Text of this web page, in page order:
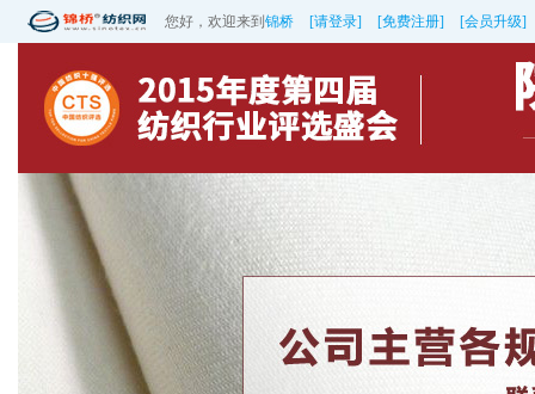
您好，欢迎来到 锦桥 [请登录] [免费注册] [会员升级]